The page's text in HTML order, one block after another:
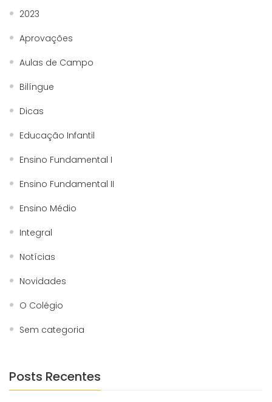
2023
Aprovações
Aulas de Campo
Bilíngue
Dicas
Educação Infantil
Ensino Fundamental I
Ensino Fundamental II
Ensino Médio
Integral
Notícias
Novidades
O Colégio
Sem categoria
Posts Recentes